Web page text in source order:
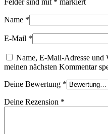
Name *
E-Mail *
Name, E-Mail-Adresse und
meinen nächsten Kommentar
Deine Bewertung *
Deine Rezension *